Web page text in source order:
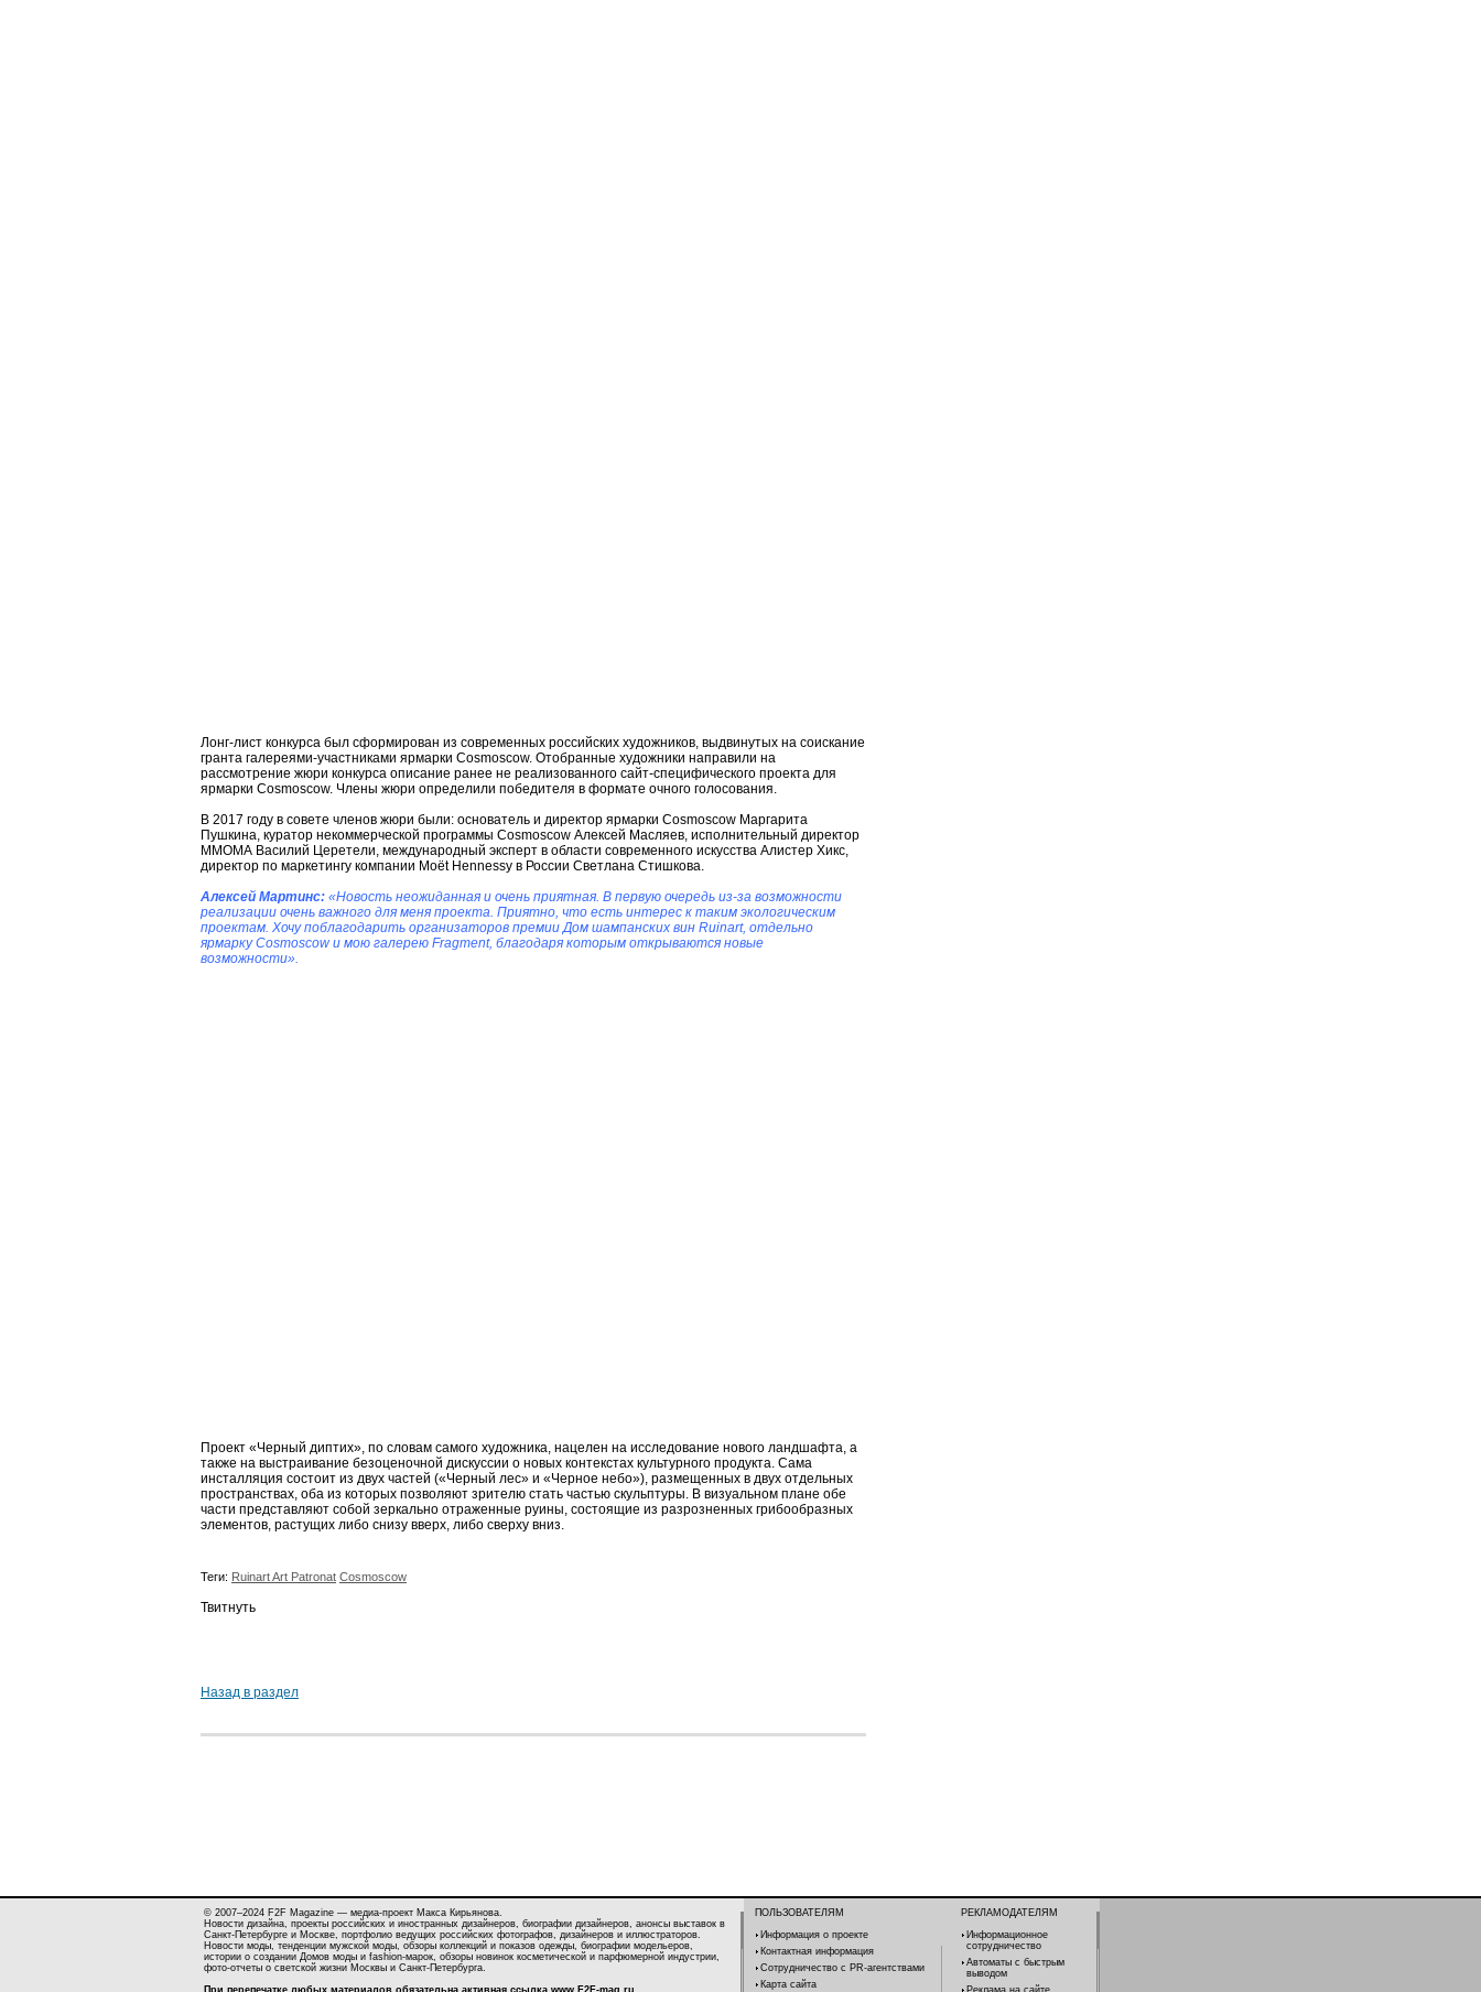
Лонг-лист конкурса был сформирован из современных российских художников, выдвинутых на соискание
гранта галереями-участниками ярмарки Cosmoscow. Отобранные художники направили на
рассмотрение жюри конкурса описание ранее не реализованного сайт-специфического проекта для
ярмарки Cosmoscow. Члены жюри определили победителя в формате очного голосования.
В 2017 году в совете членов жюри были: основатель и директор ярмарки Cosmoscow Маргарита
Пушкина, куратор некоммерческой программы Cosmoscow Алексей Масляев, исполнительный директор
ММОМА Василий Церетели, международный эксперт в области современного искусства Алистер Хикс,
директор по маркетингу компании Moёt Hennessy в России Светлана Стишкова.
Алексей Мартинс: «Новость неожиданная и очень приятная. В первую очередь из-за возможности
реализации очень важного для меня проекта. Приятно, что есть интерес к таким экологическим
проектам. Хочу поблагодарить организаторов премии Дом шампанских вин Ruinart, отдельно
ярмарку Cosmoscow и мою галерею Fragment, благодаря которым открываются новые
возможности».
Проект «Черный диптих», по словам самого художника, нацелен на исследование нового ландшафта, а
также на выстраивание безоценочной дискуссии о новых контекстах культурного продукта. Сама
инсталляция состоит из двух частей («Черный лес» и «Черное небо»), размещенных в двух отдельных
пространствах, оба из которых позволяют зрителю стать частью скульптуры. В визуальном плане обе
части представляют собой зеркально отраженные руины, состоящие из разрозненных грибообразных
элементов, растущих либо снизу вверх, либо сверху вниз.
Теги: Ruinart Art Patronat Cosmoscow
Твитнуть
Назад в раздел
© 2007–2024 F2F Magazine — медиа-проект Макса Кирьянова.
Новости дизайна, проекты российских и иностранных дизайнеров, биографии дизайнеров, анонсы выставок в
Санкт-Петербурге и Москве, портфолио ведущих российских фотографов, дизайнеров и иллюстраторов.
Новости моды, тенденции мужской моды, обзоры коллекций и показов одежды, биографии модельеров,
истории о создании Домов моды и fashion-марок, обзоры новинок косметической и парфюмерной индустрии,
фото-отчеты о светской жизни Москвы и Санкт-Петербурга.
При перепечатке любых материалов обязательна активная ссылка www.F2F-mag.ru
ПОЛЬЗОВАТЕЛЯМ
Информация о проекте
Контактная информация
Сотрудничество с PR-агентствами
Карта сайта
РЕКЛАМОДАТЕЛЯМ
Информационное
сотрудничество
Автоматы с быстрым
выводом
Реклама на сайте